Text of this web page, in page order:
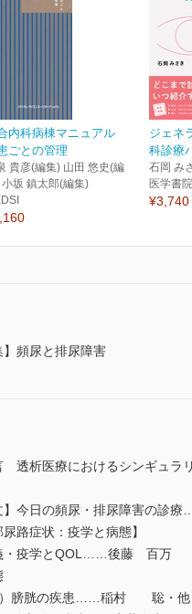
内科病棟マニュアル
ごとの管理
貴彦(編集) 山田 悠史(編
坂 鎮太郎(編集)
ジェネ
科診療
石岡 み
医学書院
¥3,740
】頻尿と排尿障害
透析医療におけるシンギュラ
】今日の頻尿・排尿障害の
尿路症状：疫学と病態】
疫学とQOL……後藤 百万
胱の疾患……稲村 聡・他